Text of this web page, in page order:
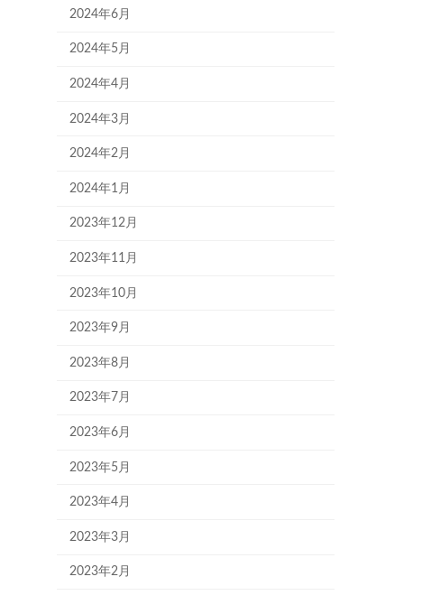
2024年6月
2024年5月
2024年4月
2024年3月
2024年2月
2024年1月
2023年12月
2023年11月
2023年10月
2023年9月
2023年8月
2023年7月
2023年6月
2023年5月
2023年4月
2023年3月
2023年2月